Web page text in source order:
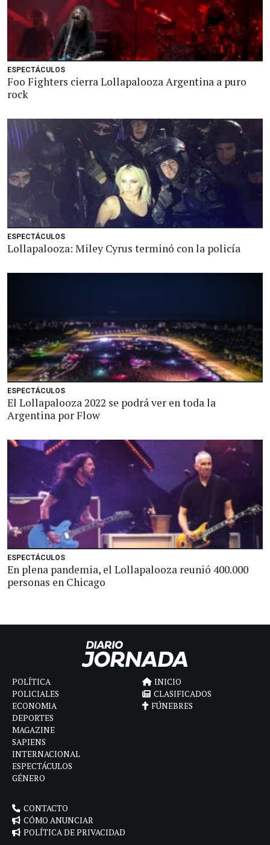
ESPECTÁCULOS
Foo Fighters cierra Lollapalooza Argentina a puro
rock
ESPECTÁCULOS
Lollapalooza: Miley Cyrus terminó con la policía
ESPECTÁCULOS
El Lollapalooza 2022 se podrá ver en toda la
Argentina por Flow
ESPECTÁCULOS
En plena pandemia, el Lollapalooza reunió 400.000
personas en Chicago
POLÍTICA
POLICIALES
ECONOMIA
DEPORTES
MAGAZINE
SAPIENS
INTERNACIONAL
ESPECTÁCULOS
GÉNERO
INICIO
CLASIFICADOS
FÚNEBRES
CONTACTO
CÓMO ANUNCIAR
POLÍTICA DE PRIVACIDAD